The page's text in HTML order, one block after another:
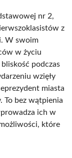
nr 2,
z
W swoim
w życiu
podczas
wzięły
miasta
To bez wątpienia
ich w
które